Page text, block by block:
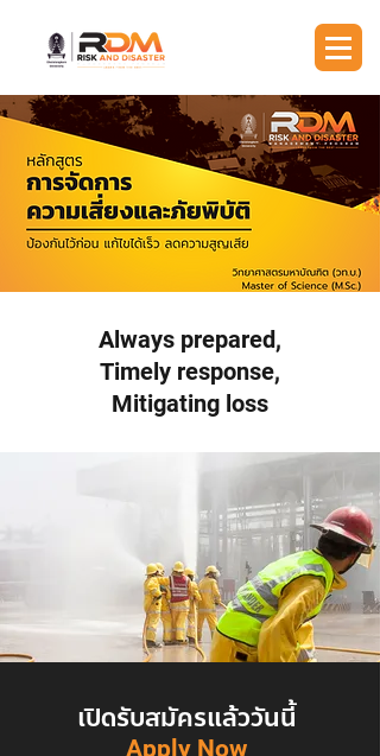
Always prepared,
Timely response,
Mitigating loss
เปิดรับสมัครแล้ววันนี้
Apply Now